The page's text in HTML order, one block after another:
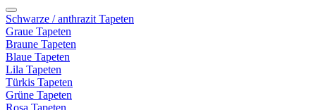
Schwarze / anthrazit Tapeten
Graue Tapeten
Braune Tapeten
Blaue Tapeten
Lila Tapeten
Türkis Tapeten
Grüne Tapeten
Rosa Tapeten